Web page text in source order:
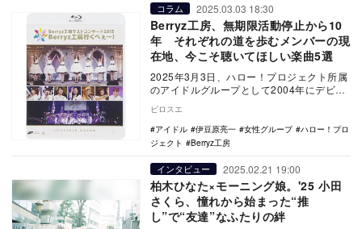
コラム 2025.03.03 18:30
Berryz工房、無期限活動停止から10
年 それぞれの道を歩むメンバーの現
在地、今こそ聴いてほしい楽曲5選
2025年3月3日、ハロー！プロジェクト所属
のアイドルグループとして2004年にデビュ
ピロスエ
アイドル
伊豆原亮一 女性グループ
ハロー！プロ
ジェクト
Berryz工房
インタビュー 2025.02.21 19:00
柏木ひなた×モーニング娘。'25 小田
さくら、憧れから始まった“推
し”で“友達”なふたりの絆